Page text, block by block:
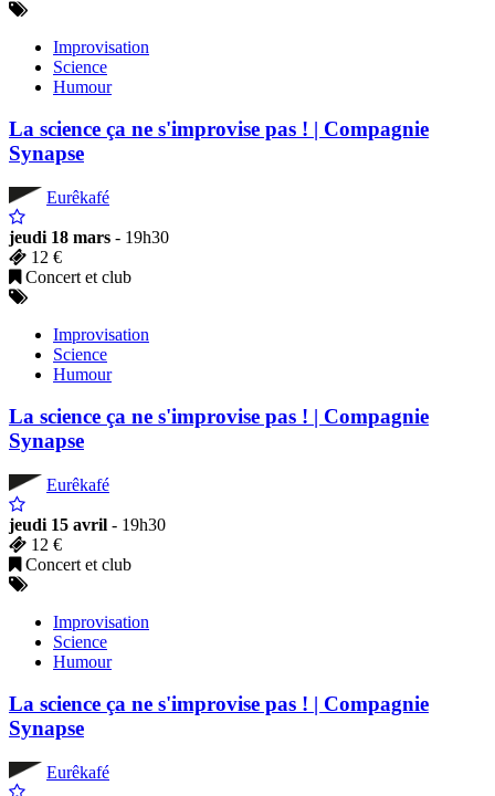
Improvisation
Science
Humour
La science ça ne s'improvise pas ! | Compagnie
Synapse
Eurêkafé
jeudi 18 mars - 19h30
12 €
Concert et club
Improvisation
Science
Humour
La science ça ne s'improvise pas ! | Compagnie
Synapse
Eurêkafé
jeudi 15 avril - 19h30
12 €
Concert et club
Improvisation
Science
Humour
La science ça ne s'improvise pas ! | Compagnie
Synapse
Eurêkafé